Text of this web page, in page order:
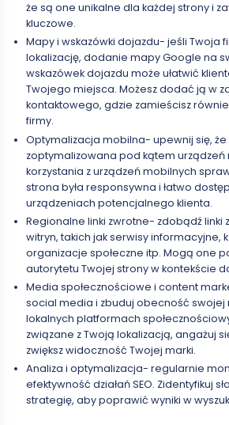
że są one unikalne dla każdej strony i
kluczowe.
Mapy i wskazówki dojazdu- jeśli Twoja
lokalizację, dodanie mapy Google na
wskazówek dojazdu może ułatwić
Twojego miejsca. Możesz dodać ją w
kontaktowego, gdzie zamieścisz
firmy.
Optymalizacja mobilna- upewnij się,
zoptymalizowana pod kątem urządzeń
korzystania z urządzeń mobilnych
strona była responsywna i łatwo
urządzeniach potencjalnego klienta.
Regionalne linki zwrotne- zdobądź linki
witryn, takich jak serwisy informacyjne,
organizacje społeczne itp. Mogą one
autorytetu Twojej strony w kontekście
Media społecznościowe i content
social media i zbuduj obecność swojej
lokalnych platformach
związane z Twoją lokalizacją, angażuj
zwiększ widoczność Twojej marki.
Analiza i optymalizacja- regularnie
efektywność działań SEO. Zidentyfikuj
strategię, aby poprawić wyniki w